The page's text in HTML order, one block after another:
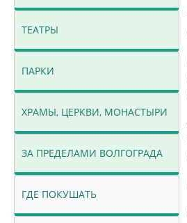
ТЕАТРЫ
ПАРКИ
ХРАМЫ, ЦЕРКВИ, МОНАСТЫРИ
ЗА ПРЕДЕЛАМИ ВОЛГОГРАДА
ГДЕ ПОКУШАТЬ